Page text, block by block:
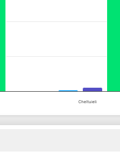
Cheltuieli